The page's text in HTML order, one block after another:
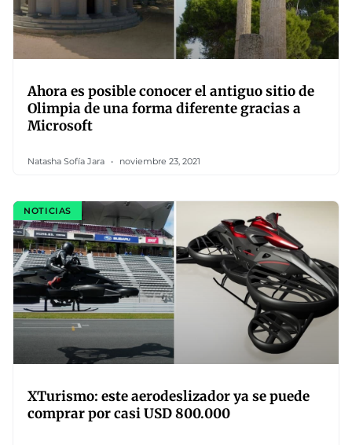
Ahora es posible conocer el antiguo sitio de
Olimpia de una forma diferente gracias a
Microsoft
Natasha Sofía Jara noviembre 23, 2021
NOTICIAS
XTurismo: este aerodeslizador ya se puede
comprar por casi USD 800.000